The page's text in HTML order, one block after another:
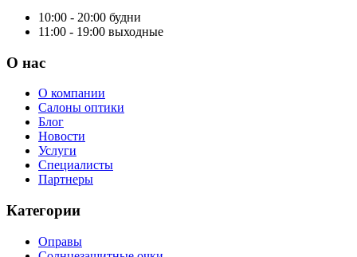
10:00 - 20:00 будни
11:00 - 19:00 выходные
О нас
О компании
Салоны оптики
Блог
Новости
Услуги
Специалисты
Партнеры
Категории
Оправы